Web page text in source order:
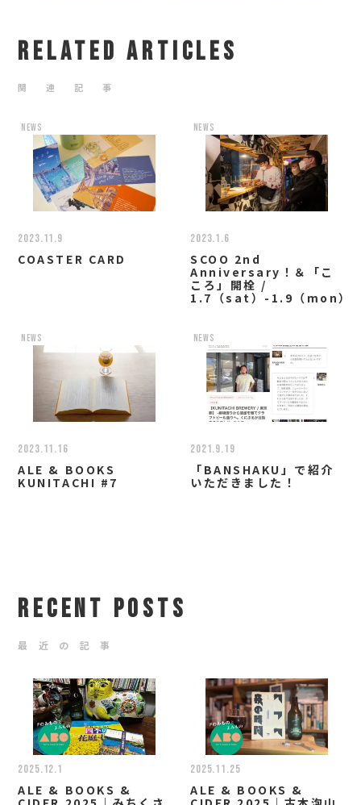
RELATED ARTICLES
関 連 記 事
news
2023.11.9
COASTER CARD
news
2023.1.6
SCOO 2nd
Anniversary！＆「こ
ころ」開栓 /
1.7（sat）-1.9（mon）
news
2023.11.16
ALE & BOOKS
KUNITACHI #7
news
2021.9.19
「BANSHAKU」で紹介
いただきました！
RECENT POSTS
最 近 の 記 事
2025.12.1
ALE & BOOKS &
2025.11.25
ALE & BOOKS &